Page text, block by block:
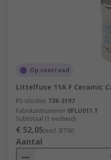
Op voorraad
Littelfuse 11A F Ceramic
RS-stocknr. 738-3197
Fabrikantnummer 0FLU011.T
Subtotaal (1 eenheid)
€ 52,05(excl. BTW)
Aantal